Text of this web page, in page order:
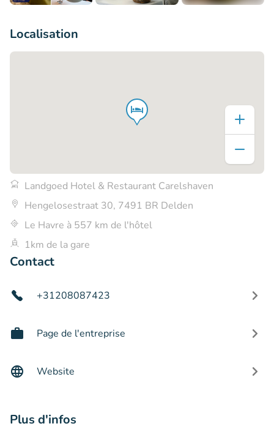
Localisation
Landgoed Hotel & Restaurant Carelshaven
Hengelosestraat 30, 7491 BR Delden
Le Havre à 557 km de l'hôtel
1km de la gare
Contact
+31208087423
Page de l'entreprise
Website
Plus d'infos